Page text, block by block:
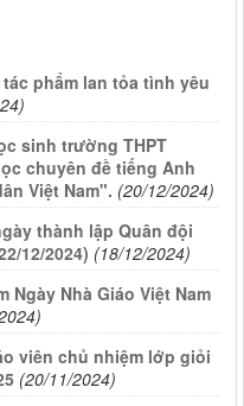
phẩm lan tỏa tình yêu
sinh trường THPT
chuyên đề tiếng Anh
Việt Nam". (20/12/2024)
thành lập Quân đội
12/2024) (18/12/2024)
Ngày Nhà Giáo Việt Nam
viên chủ nhiệm lớp giỏi
(20/11/2024)